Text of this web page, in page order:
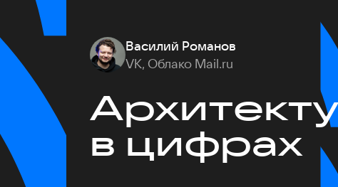
Василий Романов
VK, Облако Mail.ru
в цифрах